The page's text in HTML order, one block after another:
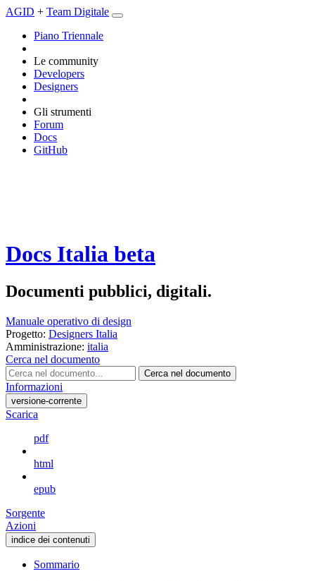
AGID + Team Digitale
Piano Triennale
Le community
Developers
Designers
Gli strumenti
Forum
Docs
GitHub
Docs Italia beta
Documenti pubblici, digitali.
Manuale operativo di design
Progetto: Designers Italia
Amministrazione: italia
Cerca nel documento
Cerca nel documento
Informazioni
versione-corrente
Scarica
pdf
html
epub
Sorgente
Azioni
indice dei contenuti
Sommario